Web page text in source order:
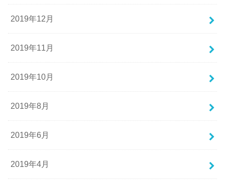
2019年12月
2019年11月
2019年10月
2019年8月
2019年6月
2019年4月